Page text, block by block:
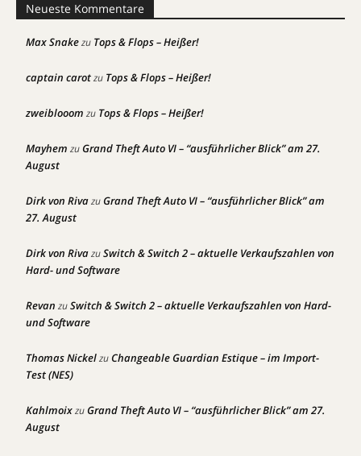
Neueste Kommentare
Max Snakezu Tops & Flops – Heißer!
captain carotzu Tops & Flops – Heißer!
zweiblooom zu Tops & Flops – Heißer!
Mayhem zuGrand Theft Auto VI – “ausführlicher Blick” am 27.
August
Dirk von RivazuGrand Theft Auto VI – “ausführlicher Blick” am
27. August
Dirk von RivazuSwitch & Switch 2 – aktuelle Verkaufszahlen von
Hard- und Software
Revan zuSwitch & Switch 2 – aktuelle Verkaufszahlen von Hard-
und Software
Thomas NickelzuChangeable Guardian Estique – im Import-
Test (NES)
KahlmoixzuGrand Theft Auto VI – “ausführlicher Blick” am 27.
August